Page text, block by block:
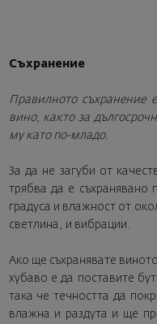
Съхранение
Правилното съхранение
вино, както за
му като по-младо.
За да не загуби от
трябва да e съхранявано
градуса и влажност от
светлина, и вибрации.
Ако ще съхранявате
хубаво е да поставите
така че течността да
влажна и раздута и ще